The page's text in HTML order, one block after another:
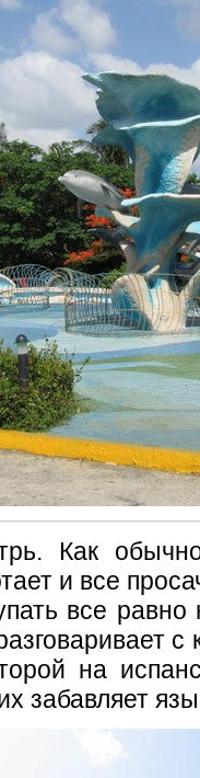
Как
и все
все
на
забавляет